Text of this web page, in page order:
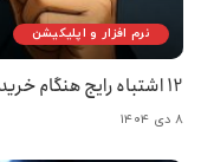
نرم افزار و اپلیکیشن
12 اشتباه رایج هنگام خرید و شارژ گیفت کارت اپل
۸ دی ۱۴۰۴